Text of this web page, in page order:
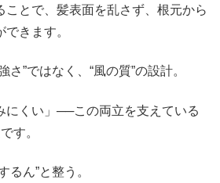
ことで、髪表面を乱さず、根元から
きます。
さ”ではなく、“風の質”の設計。
にくい」──この両立を支えている
す。
るん”と整う。